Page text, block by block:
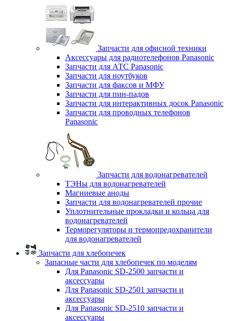
Запчасти для офисной техники
Аксессуары для радиотелефонов Panasonic
Запчасти для АТС Panasonic
Запчасти для ноутбуков
Запчасти для факсов и МФУ
Запчасти для пин-падов
Запчасти для интерактивных досок Panasonic
Запчасти для проводных телефонов
Panasonic
Запчасти для водонагревателей
ТЭНы для водонагревателей
Магниевые аноды
Запчасти для водонагревателей прочие
Уплотнительные прокладки и кольца для
водонагревателей
Терморегуляторы и термопредохранители
для водонагревателей
Запчасти для хлебопечек
Запасные части для хлебопечек по моделям
Для Panasonic SD-2500 запчасти и
аксессуары
Для Panasonic SD-2501 запчасти и
аксессуары
Для Panasonic SD-2510 запчасти и
аксессуары